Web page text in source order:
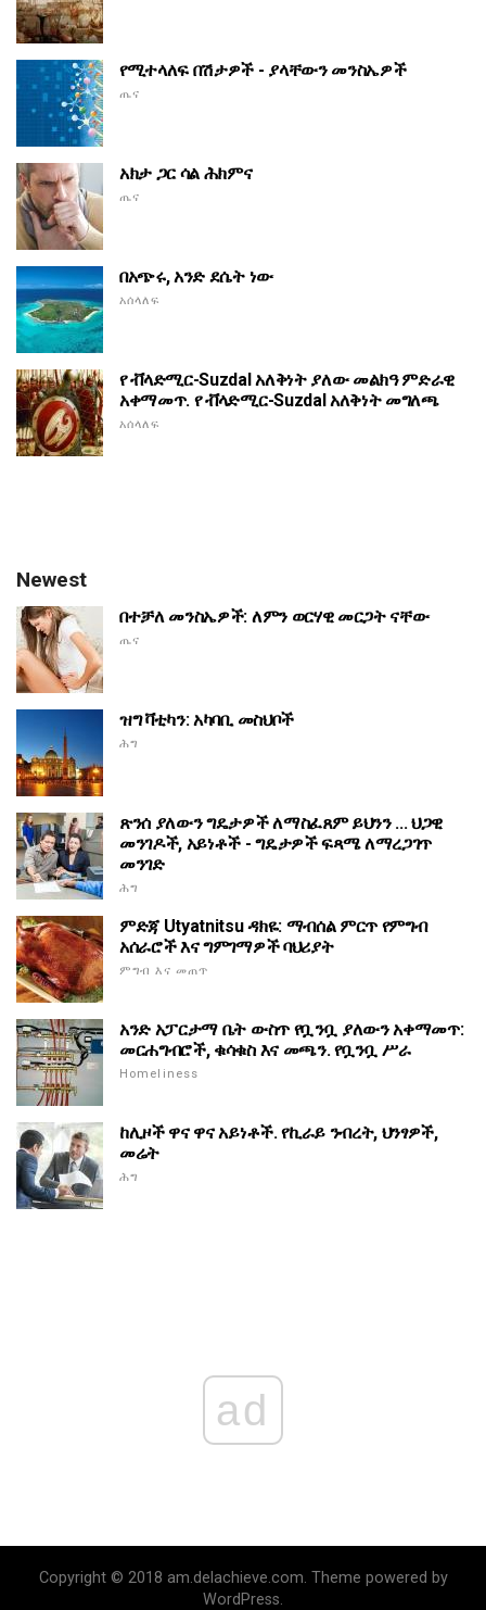
የሚተላለፍ በሽታዎች - ያላቸውን መንስኤዎች
ጤና
አክታ ጋር ሳል ሕክምና
ጤና
በአጭሩ, አንድ ደሴት ነው
አሰላለፍ
የ ቭላድሚር-Suzdal አለቅነት ያለው መልክዓ ምድራዊ
አቀማመጥ. የ ቭላድሚር-Suzdal አለቅነት መግለጫ
አሰላለፍ
Newest
በተቻለ መንስኤዎች: ለምን ወርሃዊ መርጋት ናቸው
ጤና
ዝግ ቫቲካን: አካባቢ መስህቦች
ሕግ
ጽንሰ ያለውን ግዴታዎች ለማስፈጸም ይህንን ... ህጋዊ
መንገዶች, አይነቶች - ግዴታዎች ፍጻሜ ለማረጋገጥ
መንገድ
ሕግ
ምድጃ Utyatnitsu ዳክዬ: ማብሰል ምርጥ የምግብ
አሰራሮች እና ግምገማዎች ባህሪያት
ምግብ እና መጠጥ
አንድ አፓርታማ ቤት ውስጥ የቧንቧ ያለውን አቀማመጥ:
መርሐግብሮች, ቁሳቁስ እና መጫን. የቧንቧ ሥራ
Homeliness
ከሊዞች ዋና ዋና አይነቶች. የኪራይ ንብረት, ህንፃዎች,
መሬት
ሕግ
ad
Copyright © 2018 am.delachieve.com. Theme powered by
WordPress.